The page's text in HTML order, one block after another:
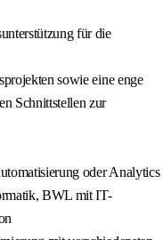
für die
sowie eine enge
Schnittstellen zur
oder Analytics
BWL mit IT-